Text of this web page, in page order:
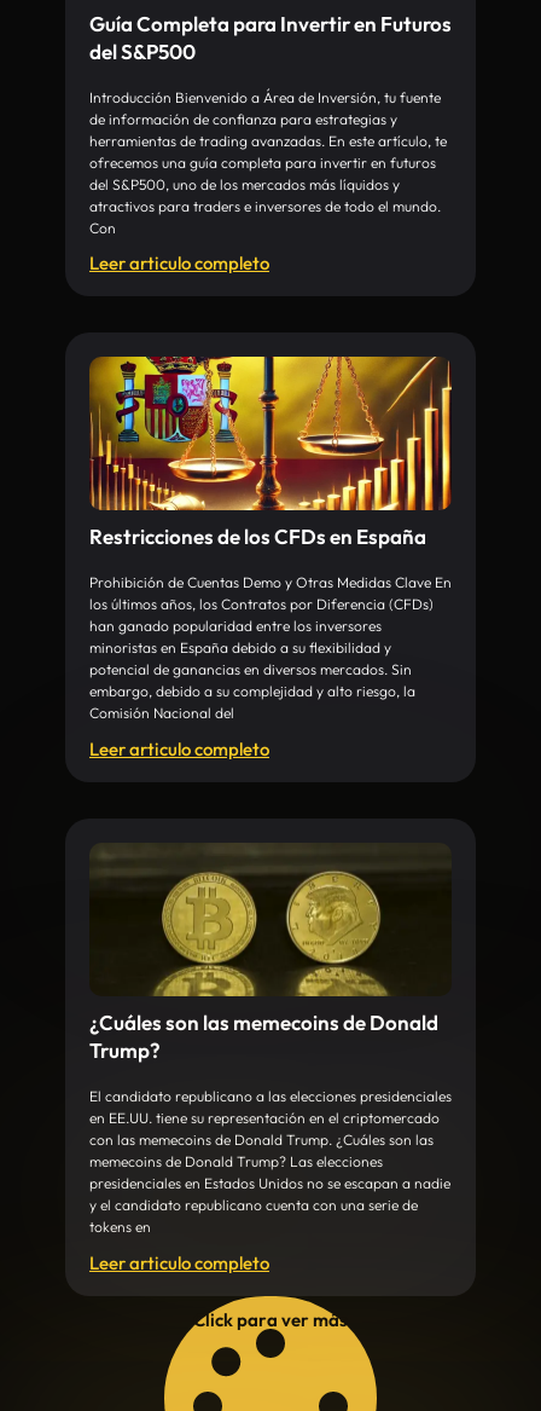
Guía Completa para Invertir en Futuros
del S&P500
Introducción Bienvenido a Área de Inversión, tu fuente
de información de confianza para estrategias y
herramientas de trading avanzadas. En este artículo, te
ofrecemos una guía completa para invertir en futuros
del S&P500, uno de los mercados más líquidos y
atractivos para traders e inversores de todo el mundo.
Con
Leer articulo completo
Restricciones de los CFDs en España
Prohibición de Cuentas Demo y Otras Medidas Clave En
los últimos años, los Contratos por Diferencia (CFDs)
han ganado popularidad entre los inversores
minoristas en España debido a su flexibilidad y
potencial de ganancias en diversos mercados. Sin
embargo, debido a su complejidad y alto riesgo, la
Comisión Nacional del
Leer articulo completo
¿Cuáles son las memecoins de Donald
Trump?
El candidato republicano a las elecciones presidenciales
en EE.UU. tiene su representación en el criptomercado
con las memecoins de Donald Trump. ¿Cuáles son las
memecoins de Donald Trump? Las elecciones
presidenciales en Estados Unidos no se escapan a nadie
y el candidato republicano cuenta con una serie de
tokens en
Leer articulo completo
Click para ver más